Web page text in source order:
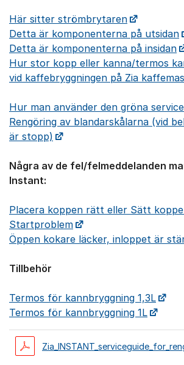
Här sitter strömbrytaren
Detta är komponenterna på utsidan
Detta är komponenterna på insidan
Hur stor kopp eller kanna/termos
vid kaffebryggningen på Zia
Hur man använder den gröna
Rengöring av blandarskålarna (vid
är stopp)
Några av de fel/felmeddelanden
Instant:
Placera koppen rätt eller Sätt
Startproblem
Öppen kokare läcker, inloppet är
Tillbehör
Termos för kannbryggning 1,3L
Termos för kannbryggning 1L